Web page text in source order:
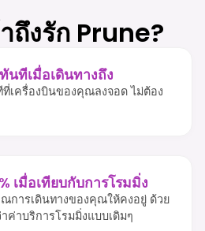
ถึงรัก Prune?
นทีเมื่อเดินทางถึง
เครื่องบินของคุณลงจอด ไม่ต้อง
เมื่อเทียบกับการโรมมิ่ง
การเดินทางของคุณให้คงอยู่ ด้วย
ค่าบริการโรมมิ่งแบบเดิมๆ